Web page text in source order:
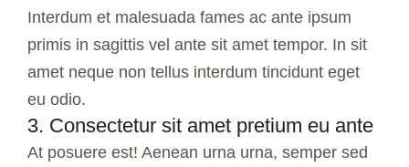
Interdum et malesuada fames ac ante ipsum
primis in sagittis vel ante sit amet tempor. In sit
amet neque non tellus interdum tincidunt eget
eu odio.
3. Consectetur sit amet pretium eu ante
At posuere est! Aenean urna urna, semper sed